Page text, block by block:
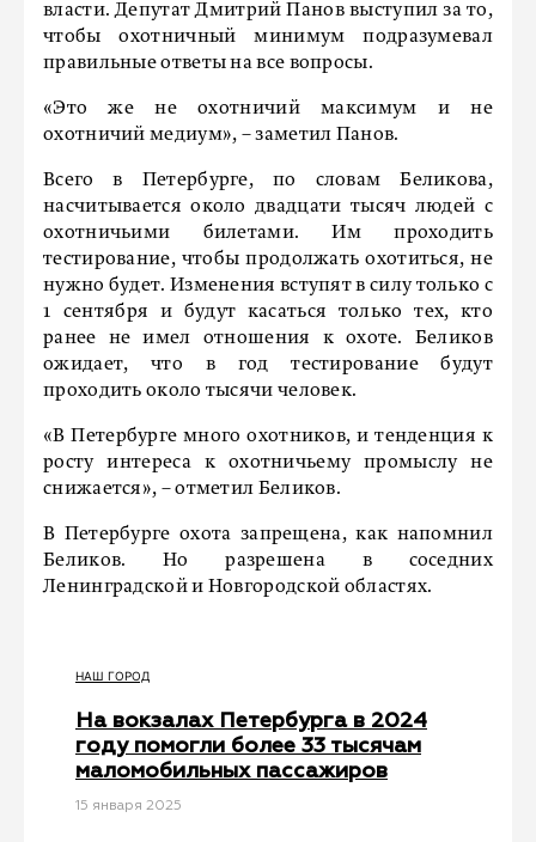
власти. Депутат Дмитрий Панов выступил за то,
чтобы охотничный минимум подразумевал
правильные ответы на все вопросы.
«Это же не охотничий максимум и не
охотничий медиум», – заметил Панов.
Всего в Петербурге, по словам Беликова,
насчитывается около двадцати тысяч людей с
охотничьими билетами. Им проходить
тестирование, чтобы продолжать охотиться, не
нужно будет. Изменения вступят в силу только с
1 сентября и будут касаться только тех, кто
ранее не имел отношения к охоте. Беликов
ожидает, что в год тестирование будут
проходить около тысячи человек.
«В Петербурге много охотников, и тенденция к
росту интереса к охотничьему промыслу не
снижается», – отметил Беликов.
В Петербурге охота запрещена, как напомнил
Беликов. Но разрешена в соседних
Ленинградской и Новгородской областях.
НАШ ГОРОД
На вокзалах Петербурга в 2024
году помогли более 33 тысячам
маломобильных пассажиров
15 января 2025